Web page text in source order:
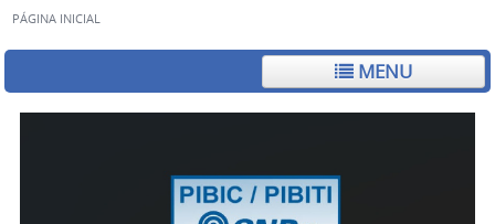
PÁGINA INICIAL
MENU